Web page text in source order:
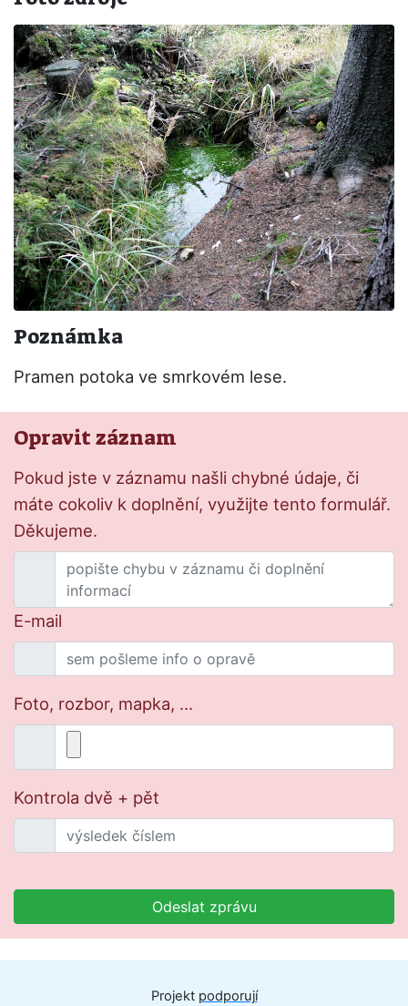
Poznámka
Pramen potoka ve smrkovém lese.
Opravit záznam
Pokud jste v záznamu našli chybné údaje, či
máte cokoliv k doplnění, využijte tento formulář.
Děkujeme.
E-mail
Foto, rozbor, mapka, ...
Kontrola dvě + pět
Odeslat zprávu
Projekt podporují